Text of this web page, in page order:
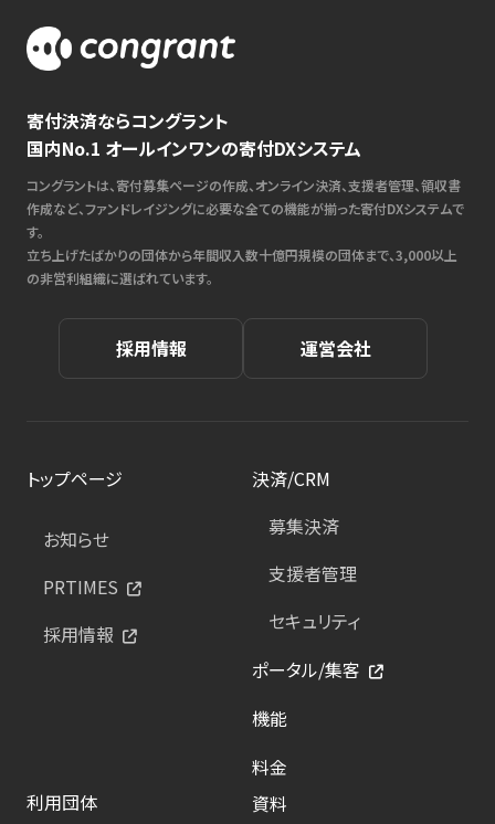
寄付決済ならコングラント
国内No.1 オールインワンの寄付DXシステム
コングラントは、寄付募集ページの作成、オンライン決済、支援者管理、領収書
作成など、ファンドレイジングに必要な全ての機能が揃った寄付DXシステムで
す。
立ち上げたばかりの団体から年間収入数十億円規模の団体まで、3,000以上
の非営利組織に選ばれています。
採用情報 運営会社
トップページ
お知らせ
PRTIMES
採用情報
決済/CRM
募集決済
支援者管理
セキュリティ
ポータル/集客
機能
料金
利用団体
資料